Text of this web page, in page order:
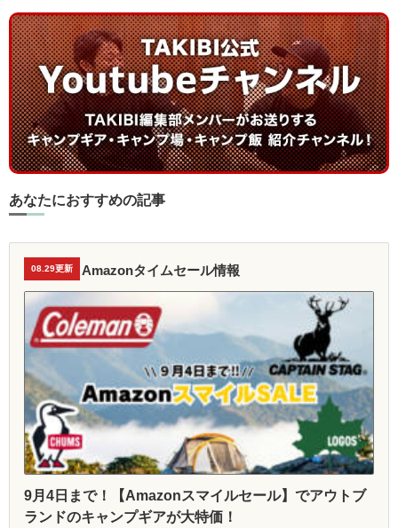
あなたにおすすめの記事
08.29更新 Amazonタイムセール情報
9月4日まで！【Amazonスマイルセール】でアウトブ
ランドのキャンプギアが大特価！